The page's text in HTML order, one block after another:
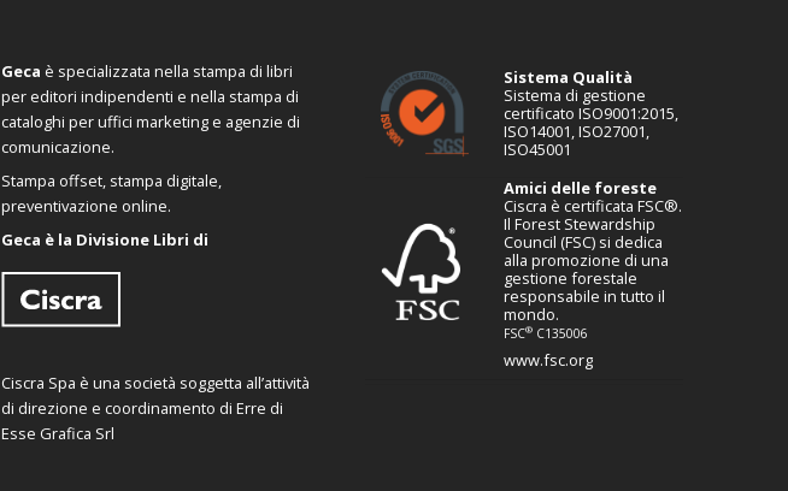
Geca è specializzata nella stampa di libri
per editori indipendenti e nella stampa di
cataloghi per uffici marketing e agenzie di
comunicazione.
Stampa offset, stampa digitale,
preventivazione online.
Geca è la Divisione Libri di
Ciscra Spa è una società soggetta all’attività
di direzione e coordinamento di Erre di
Esse Grafica Srl
Sistema Qualità
Sistema di gestione
certificato ISO9001:2015,
ISO14001, ISO27001,
ISO45001
Amici delle foreste
Ciscra è certificata FSC®.
Il Forest Stewardship
Council (FSC) si dedica
alla promozione di una
gestione forestale
responsabile in tutto il
mondo.
FSC®C135006
www.fsc.org